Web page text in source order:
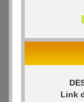
Link